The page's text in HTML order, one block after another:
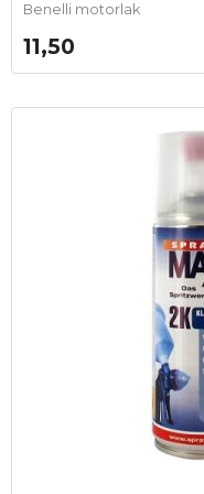
Benelli motorlak
11,50